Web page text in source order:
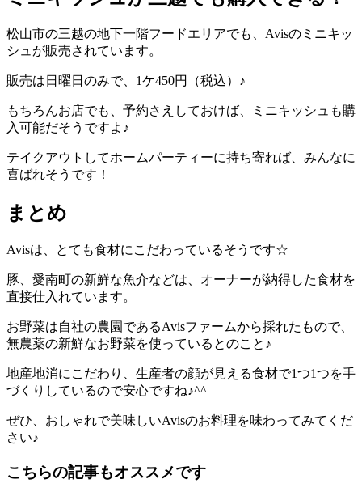
松山市の三越の地下一階フードエリアでも、Avisのミニキッ
シュが販売されています。
販売は日曜日のみで、1ケ450円（税込）♪
もちろんお店でも、予約さえしておけば、ミニキッシュも購
入可能だそうですよ♪
テイクアウトしてホームパーティーに持ち寄れば、みんなに
喜ばれそうです！
まとめ
Avisは、とても食材にこだわっているそうです☆
豚、愛南町の新鮮な魚介などは、オーナーが納得した食材を
直接仕入れています。
お野菜は自社の農園であるAvisファームから採れたもので、
無農薬の新鮮なお野菜を使っているとのこと♪
地産地消にこだわり、生産者の顔が見える食材で1つ1つを手
づくりしているので安心ですね♪^^
ぜひ、おしゃれで美味しいAvisのお料理を味わってみてくだ
さい♪
こちらの記事もオススメです